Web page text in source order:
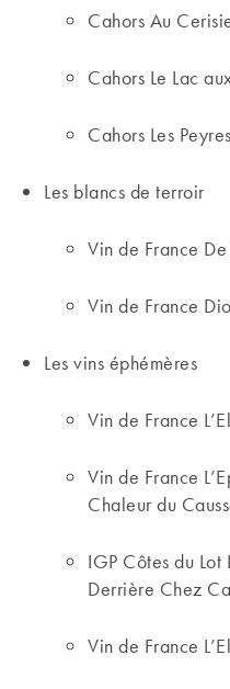
Cahors Au
Cahors Le Lac
Cahors Les
Les blancs de terroir
Vin de France
Vin de France
Les vins éphémères
Vin de France
Vin de France
Chaleur du
IGP Côtes du Lot
Derrière Chez
Vin de France